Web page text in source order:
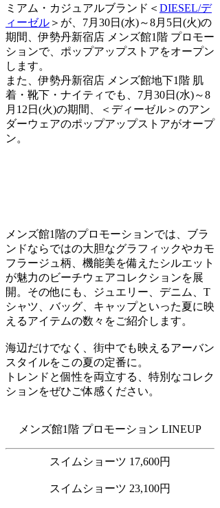
ミアム・カジュアルブランド＜ DIESEL/デ
ィーゼル ＞が、7月30日(水)～8月5日(火)の
期間、伊勢丹新宿店 メンズ館1階 プロモー
ションで、ポップアップストアをオープン
します。
また、伊勢丹新宿店 メンズ館地下1階 肌
着・靴下・ナイティでも、7月30日(水)～8
月12日(火)の期間、＜ディーゼル＞のアン
ダーウェアのポップアップストアがオープ
ン。
メンズ館1階のプロモーションでは、ブラ
ンドならではの大胆なグラフィックやカモ
フラージュ柄、機能美を備えたシルエット
が魅力のビーチウェアコレクションを展
開。その他にも、ジュエリー、デニム、T
シャツ、バッグ、キャップといった夏に映
えるアイテムの数々をご紹介します。
海辺だけでなく、街中でも映えるアーバン
スタイルをこの夏の定番に。
トレンドと個性を両立する、特別なコレク
ションをぜひご体感ください。
メンズ館1階 プロモーション LINEUP
スイムショーツ 17,600円
スイムショーツ 23,100円